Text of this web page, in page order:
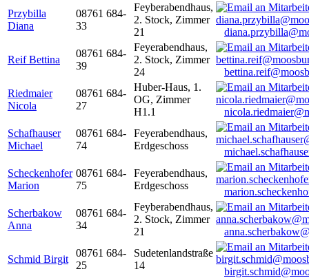
Przybilla
Diana
08761 684-
33
Feyberabendhaus,
2. Stock, Zimmer
21
Reif Bettina
08761 684-
39
Feyerabendhaus,
2. Stock, Zimmer
24
Riedmaier
Nicola
08761 684-
27
Huber-Haus, 1.
OG, Zimmer
H1.1
Schafhauser
Michael
08761 684-
74
Feyerabendhaus,
Erdgeschoss
Scheckenhofer
Marion
08761 684-
75
Feyerabendhaus,
Erdgeschoss
Scherbakow
Anna
08761 684-
34
Feyberabendhaus,
2. Stock, Zimmer
21
Schmid Birgit
08761 684-
25
Sudetenlandstraße
14